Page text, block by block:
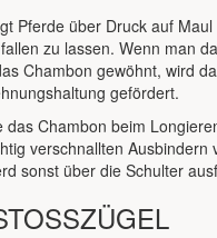
Pferde über Druck auf
zu lassen. Wenn man
Chambon gewöhnt, wird
gefördert.
das Chambon beim
verschnallten Ausbindern
sonst über die Schulter